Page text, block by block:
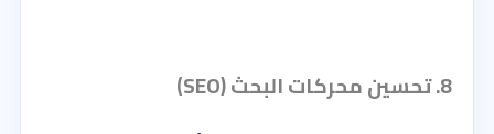
8. تحسين محركات البحث (SEO)